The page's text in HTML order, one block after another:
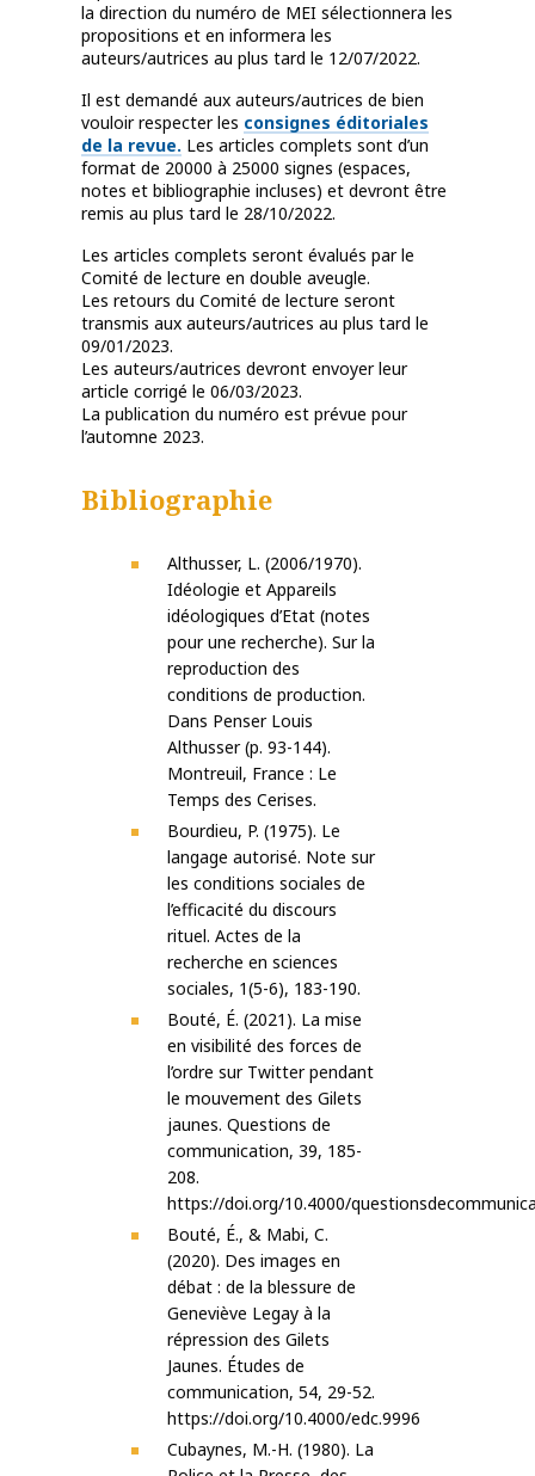
la direction du numéro de MEI sélectionnera les
propositions et en informera les
auteurs/autrices au plus tard le 12/07/2022.
Il est demandé aux auteurs/autrices de bien
vouloir respecter les consignes éditoriales
de la revue. Les articles complets sont d’un
format de 20000 à 25000 signes (espaces,
notes et bibliographie incluses) et devront être
remis au plus tard le 28/10/2022.
Les articles complets seront évalués par le
Comité de lecture en double aveugle.
Les retours du Comité de lecture seront
transmis aux auteurs/autrices au plus tard le
09/01/2023.
Les auteurs/autrices devront envoyer leur
article corrigé le 06/03/2023.
La publication du numéro est prévue pour
l’automne 2023.
Bibliographie
Althusser, L. (2006/1970).
Idéologie et Appareils
idéologiques d’Etat (notes
pour une recherche). Sur la
reproduction des
conditions de production.
Dans Penser Louis
Althusser (p. 93-144).
Montreuil, France : Le
Temps des Cerises.
Bourdieu, P. (1975). Le
langage autorisé. Note sur
les conditions sociales de
l’efficacité du discours
rituel. Actes de la
recherche en sciences
sociales, 1(5-6), 183-190.
Bouté, É. (2021). La mise
en visibilité des forces de
l’ordre sur Twitter pendant
le mouvement des Gilets
jaunes. Questions de
communication, 39, 185-
208.
https://doi.org/10.4000/
Bouté, É., & Mabi, C.
(2020). Des images en
débat : de la blessure de
Geneviève Legay à la
répression des Gilets
Jaunes. Études de
communication, 54, 29-52.
https://doi.org/10.4000/edc.9996
Cubaynes, M.-H. (1980). La